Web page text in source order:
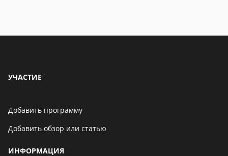
УЧАСТИЕ
Добавить программу
Добавить обзор или статью
ИНФОРМАЦИЯ